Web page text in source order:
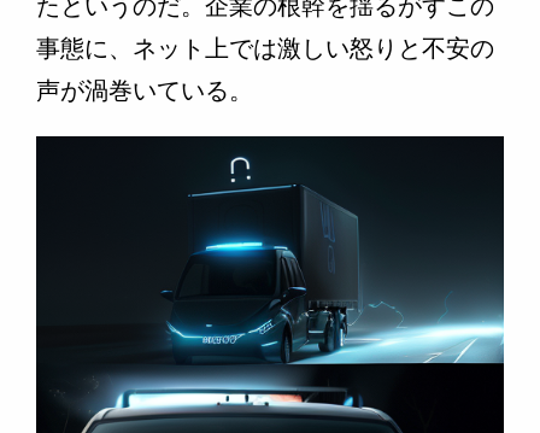
事態に、ネット上では激しい怒りと不安の
声が渦巻いている。